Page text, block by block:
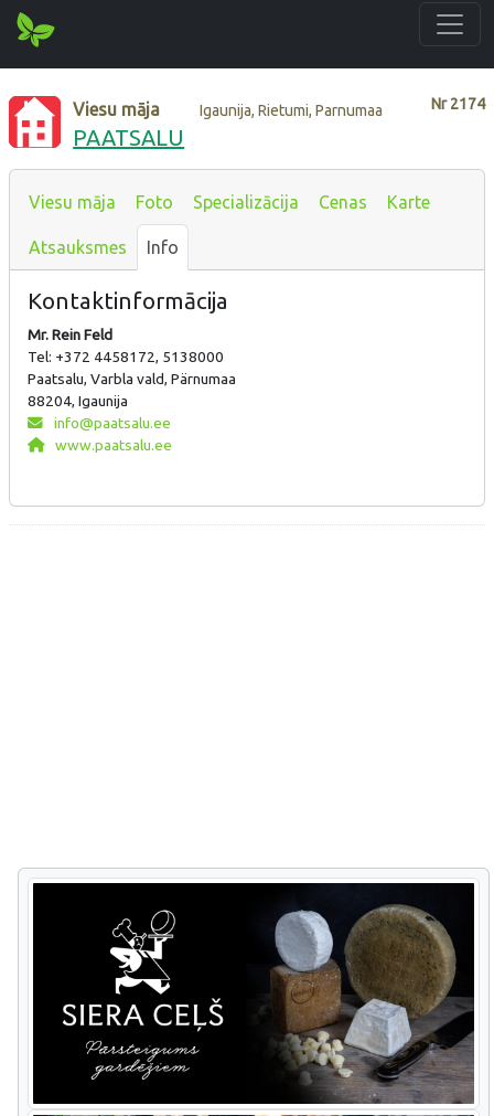
Nr2174
Viesu māja Igaunija, Rietumi, Parnumaa
PAATSALU
Viesu māja Foto Specializācija Cenas Karte
Atsauksmes Info
Kontaktinformācija
Mr. Rein Feld
Tel: +372 4458172, 5138000
Paatsalu, Varbla vald, Pärnumaa
88204, Igaunija
info@paatsalu.ee
www.paatsalu.ee